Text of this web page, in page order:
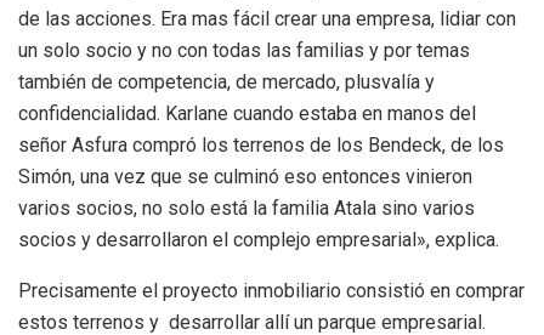
de las acciones. Era mas fácil crear una empresa, lidiar con
un solo socio y no con todas las familias y por temas
también de competencia, de mercado, plusvalía y
confidencialidad. Karlane cuando estaba en manos del
señor Asfura compró los terrenos de los Bendeck, de los
Simón, una vez que se culminó eso entonces vinieron
varios socios, no solo está la familia Atala sino varios
socios y desarrollaron el complejo empresarial», explica.
Precisamente el proyecto inmobiliario consistió en comprar
estos terrenos y desarrollar allí un parque empresarial.